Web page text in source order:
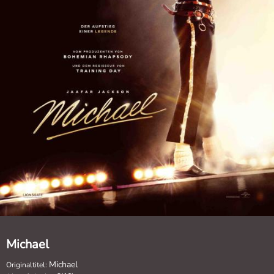
Michael
Originaltitel: Michael